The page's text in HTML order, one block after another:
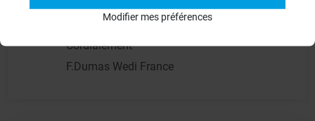
Cordialement
F.Dumas Wedi France
Modifier mes préférences